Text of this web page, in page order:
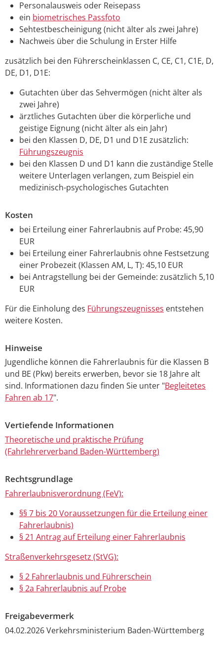
Personalausweis oder Reisepass
ein biometrisches Passfoto
Sehtestbescheinigung (nicht älter als zwei Jahre)
Nachweis über die Schulung in Erster Hilfe
zusätzlich bei den Führerscheinklassen C, CE, C1, C1E, D,
DE, D1, D1E:
Gutachten über das Sehvermögen (nicht älter als
zwei Jahre)
ärztliches Gutachten über die körperliche und
geistige Eignung (nicht älter als ein Jahr)
bei den Klassen D, DE, D1 und D1E zusätzlich:
Führungszeugnis
bei den Klassen D und D1 kann die zuständige Stelle
weitere Unterlagen verlangen, zum Beispiel ein
medizinisch-psychologisches Gutachten
Kosten
bei Erteilung einer Fahrerlaubnis auf Probe: 45,90
EUR
bei Erteilung einer Fahrerlaubnis ohne Festsetzung
einer Probezeit (Klassen AM, L, T): 45,10 EUR
bei Antragstellung bei der Gemeinde: zusätzlich 5,10
EUR
Für die Einholung des Führungszeugnisses entstehen
weitere Kosten.
Hinweise
Jugendliche können die Fahrerlaubnis für die Klassen B
und BE (Pkw) bereits erwerben, bevor sie 18 Jahre alt
sind. Informationen dazu finden Sie unter "Begleitetes
Fahren ab 17".
Vertiefende Informationen
Theoretische und praktische Prüfung
(Fahrlehrerverband Baden-Württemberg)
Rechtsgrundlage
Fahrerlaubnisverordnung (FeV):
§§ 7 bis 20 Voraussetzungen für die Erteilung einer
Fahrerlaubnis)
§ 21 Antrag auf Erteilung einer Fahrerlaubnis
Straßenverkehrsgesetz (StVG):
§ 2 Fahrerlaubnis und Führerschein
§ 2a Fahrerlaubnis auf Probe
Freigabevermerk
04.02.2026Verkehrsministerium Baden-Württemberg